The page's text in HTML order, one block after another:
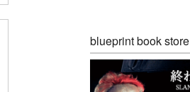
blueprint book store